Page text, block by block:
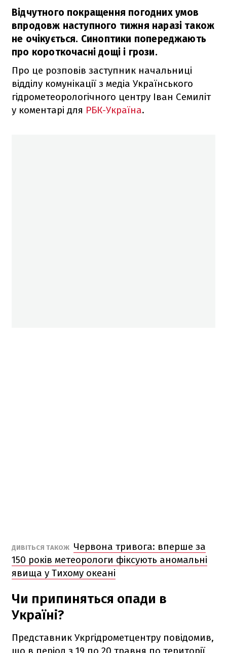
Відчутного покращення погодних умов
впродовж наступного тижня наразі також
не очікується. Синоптики попереджають
про короткочасні дощі і грози.
Про це розповів заступник начальниці
відділу комунікації з медіа Українського
гідрометеорологічного центру Іван Семиліт
у коментарі для РБК-Україна.
ДИВІТЬСЯ ТАКОЖ Червона тривога: вперше за
150 років метеорологи фіксують аномальні
явища у Тихому океані
Чи припиняться опади в
Україні?
Представник Укргідрометцентру повідомив,
що в період з 19 по 20 травня по території